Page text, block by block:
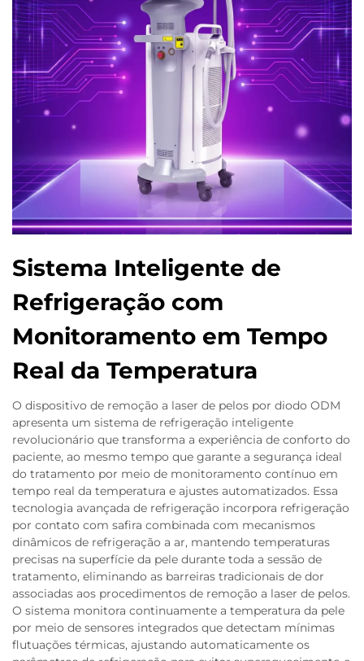
Sistema Inteligente de
Refrigeração com
Monitoramento em Tempo
Real da Temperatura
O dispositivo de remoção a laser de pelos por diodo ODM
apresenta um sistema de refrigeração inteligente
revolucionário que transforma a experiência de conforto do
paciente, ao mesmo tempo que garante a segurança ideal
do tratamento por meio de monitoramento contínuo em
tempo real da temperatura e ajustes automatizados. Essa
tecnologia avançada de refrigeração incorpora refrigeração
por contato com safira combinada com mecanismos
dinâmicos de refrigeração a ar, mantendo temperaturas
precisas na superfície da pele durante toda a sessão de
tratamento, eliminando as barreiras tradicionais de dor
associadas aos procedimentos de remoção a laser de pelos.
O sistema monitora continuamente a temperatura da pele
por meio de sensores integrados que detectam mínimas
flutuações térmicas, ajustando automaticamente os